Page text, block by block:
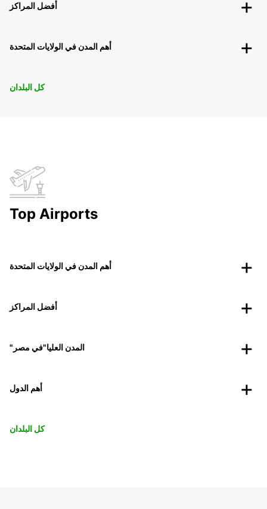
أفضل المراكز
أهم المدن في الولايات المتحدة
كل البلدان
Top Airports
أهم المدن في الولايات المتحدة
أفضل المراكز
"المدن العليا"في مصر
أهم الدول
كل البلدان